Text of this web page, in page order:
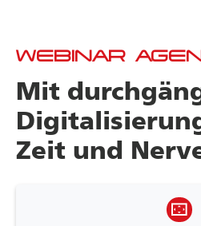
WEBINAR
Mit
Zeit und
settings_overscan